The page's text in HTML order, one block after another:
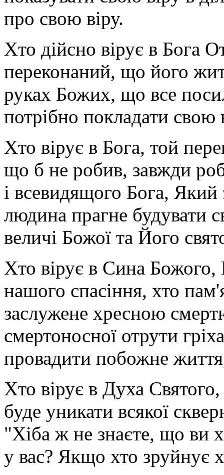
про свою віру.
Хто дійсно вірує в Бога
переконаний, що його
руках Божих, що все
потрібно покладати свою
Хто вірує в Бога, той
що б не робив, завжди
і всевидящого Бога, Який
людина прагне будувати
величі Божої та Його
Хто вірує в Сина Божого,
нашого спасіння, хто
заслужене хресною
смертоносної отрути
провадити побожне
Хто вірує в Духа
буде уникати всякої
"Хіба ж не знаєте, що
у вас? Якщо хто зруйнує